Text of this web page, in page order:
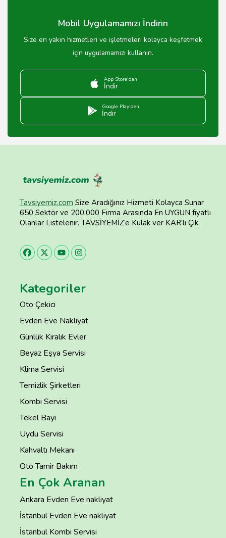
Mobil Uygulamamızı İndirin
Size en yakın hizmetleri ve işletmeleri kolayca keşfetmek
için uygulamamızı kullanın.
App Store'dan
İndir
Google Play'den
İndir
Tavsiyemiz.com Size Aradığınız Hizmeti Kolayca Sunar
650 Sektör ve 200.000 Firma Arasında En UYGUN fiyatlı
Olanlar Listelenir. TAVSİYEMİZ’e Kulak ver KAR’lı Çık.
Kategoriler
Oto Çekici
Evden Eve Nakliyat
Günlük Kiralık Evler
Beyaz Eşya Servisi
Klima Servisi
Temizlik Şirketleri
Kombi Servisi
Tekel Bayi
Uydu Servisi
Kahvaltı Mekanı
Oto Tamir Bakım
En Çok Aranan
Ankara Evden Eve nakliyat
İstanbul Evden Eve nakliyat
İstanbul Kombi Servisi